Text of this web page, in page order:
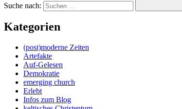
Suche nach:
Kategorien
(post)moderne Zeiten
Artefakte
Auf-Gelesen
Demokratie
emerging church
Erlebt
Infos zum Blog